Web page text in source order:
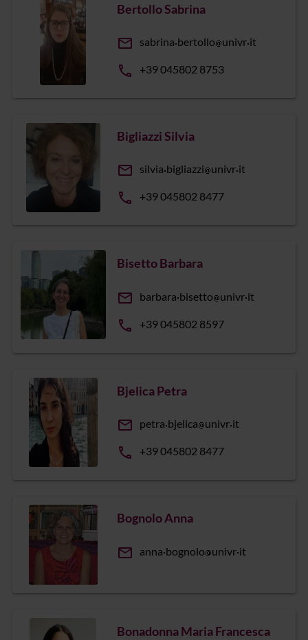
Bertollo Sabrina
email sabrina bertollo univr it
phone +39 045802 8753
Bigliazzi Silvia
email silvia bigliazzi univr it
phone +39 045802 8477
Bisetto Barbara
email barbara bisetto univr it
phone +39 045802 8597
Bjelica Petra
email petra bjelica univr it
phone +39 045802 8477
Bognolo Anna
email anna bognolo univr it
Bonadonna Maria Francesca